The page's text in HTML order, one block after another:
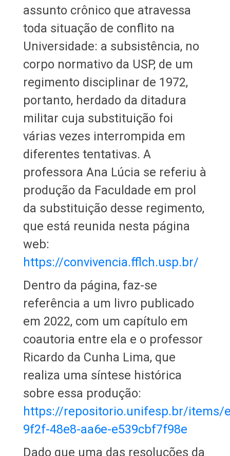
assunto crônico que atravessa
toda situação de conflito na
Universidade: a subsistência, no
corpo normativo da USP, de um
regimento disciplinar de 1972,
portanto, herdado da ditadura
militar cuja substituição foi
várias vezes interrompida em
diferentes tentativas. A
professora Ana Lúcia se referiu à
produção da Faculdade em prol
da substituição desse regimento,
que está reunida nesta página
web:
https://convivencia.fflch.usp.br/
Dentro da página, faz-se
referência a um livro publicado
em 2022, com um capítulo em
coautoria entre ela e o professor
Ricardo da Cunha Lima, que
realiza uma síntese histórica
sobre essa produção:
https://repositorio.unifesp.br/items/
9f2f-48e8-aa6e-e539cbf7f98e
Dado que uma das resoluções da